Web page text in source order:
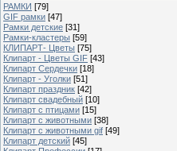
РАМКИ [79]
GIF рамки [47]
Рамки детские [31]
Рамки-кластеры [59]
КЛИПАРТ- Цветы [75]
Клипарт - Цветы GIF [43]
Клипарт Сердечки [18]
Клипарт - Уголки [51]
Клипарт праздник [42]
Клипарт свадебный [10]
Клипарт с птицами [15]
Клипарт с животными [38]
Клипарт с животными gif [49]
Клипарт детский [45]